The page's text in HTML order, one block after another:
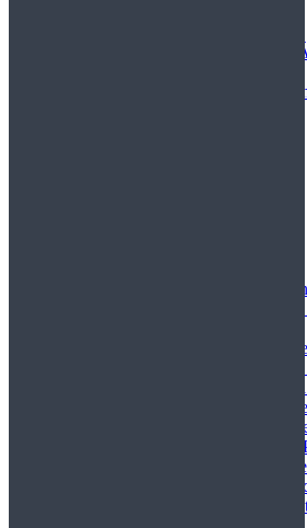
Todas lo
Este es el
amas las cuerdas de acero
Consejos
se inician en el aprendizaje
El
levanta su Estandarte en
Glorificar las Hordas del fin
Bienvenidos y Bienvenidas
sección que manifiesta el
oscuros de la música